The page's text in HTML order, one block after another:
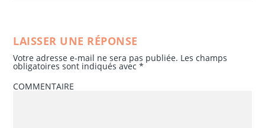
LAISSER UNE RÉPONSE
Votre adresse e-mail ne sera pas publiée. Les champs
obligatoires sont indiqués avec*
COMMENTAIRE